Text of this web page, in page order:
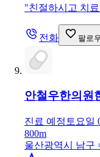
"친절하시고 치
전화 팔로
안철우한의원
진료 예정 토요일
800m
울산광역시 남구